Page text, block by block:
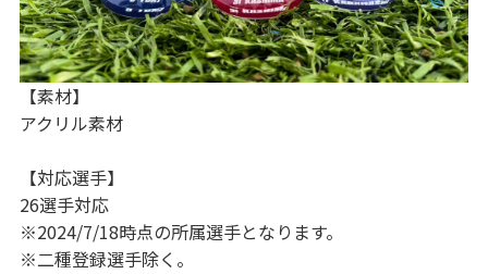
【素材】
アクリル素材
【対応選手】
26選手対応
※2024/7/18時点の所属選手となります。
※二種登録選手除く。